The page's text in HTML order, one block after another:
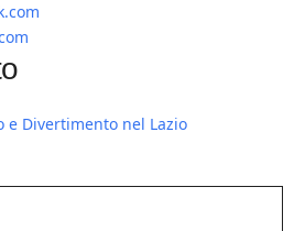
e Divertimento nel Lazio